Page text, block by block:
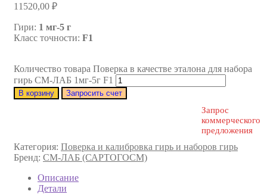
11520,00 ₽
Гири: 1 мг-5 г
Класс точности: F1
Количество товара Поверка в качестве эталона для набора
гирь СМ-ЛАБ 1мг-5г F1
В корзину Запросить счет
Запрос
коммерческого
предложения
Категория: Поверка и калибровка гирь и наборов гирь
Бренд: СМ-ЛАБ (САРТОГОСМ)
Описание
Детали